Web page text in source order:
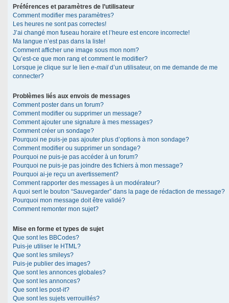
Préférences et paramètres de l’utilisateur
Comment modifier mes paramètres?
Les heures ne sont pas correctes!
J’ai changé mon fuseau horaire et l’heure est encore incorrecte!
Ma langue n’est pas dans la liste!
Comment afficher une image sous mon nom?
Qu’est-ce que mon rang et comment le modifier?
Lorsque je clique sur le lien e-mail d’un utilisateur, on me demande de me
connecter?
Problèmes liés aux envois de messages
Comment poster dans un forum?
Comment modifier ou supprimer un message?
Comment ajouter une signature à mes messages?
Comment créer un sondage?
Pourquoi ne puis-je pas ajouter plus d’options à mon sondage?
Comment modifier ou supprimer un sondage?
Pourquoi ne puis-je pas accéder à un forum?
Pourquoi ne puis-je pas joindre des fichiers à mon message?
Pourquoi ai-je reçu un avertissement?
Comment rapporter des messages à un modérateur?
A quoi sert le bouton “Sauvegarder” dans la page de rédaction de message?
Pourquoi mon message doit être validé?
Comment remonter mon sujet?
Mise en forme et types de sujet
Que sont les BBCodes?
Puis-je utiliser le HTML?
Que sont les smileys?
Puis-je publier des images?
Que sont les annonces globales?
Que sont les annonces?
Que sont les post-it?
Que sont les sujets verrouillés?